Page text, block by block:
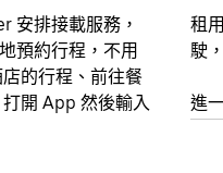
安排接載服務，
預約行程，不用
的行程、前往餐
開 App 然後輸入
租
駛
進